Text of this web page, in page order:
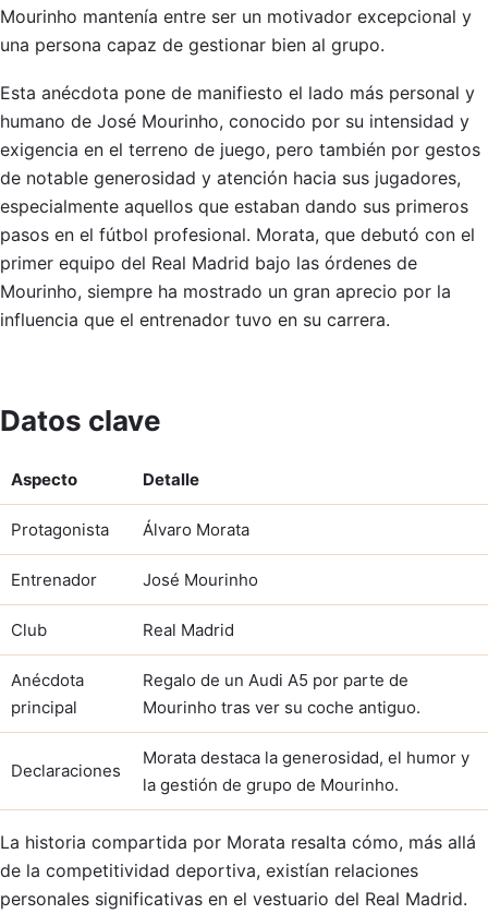
Mourinho mantenía entre ser un motivador excepcional y
una persona capaz de gestionar bien al grupo.
Esta anécdota pone de manifiesto el lado más personal y
humano de José Mourinho, conocido por su intensidad y
exigencia en el terreno de juego, pero también por gestos
de notable generosidad y atención hacia sus jugadores,
especialmente aquellos que estaban dando sus primeros
pasos en el fútbol profesional. Morata, que debutó con el
primer equipo del Real Madrid bajo las órdenes de
Mourinho, siempre ha mostrado un gran aprecio por la
influencia que el entrenador tuvo en su carrera.
Datos clave
Aspecto Detalle
Protagonista Álvaro Morata
Entrenador José Mourinho
Club Real Madrid
Anécdota
principal
Regalo de un Audi A5 por parte de
Mourinho tras ver su coche antiguo.
Declaraciones
Morata destaca la generosidad, el humor y
la gestión de grupo de Mourinho.
La historia compartida por Morata resalta cómo, más allá
de la competitividad deportiva, existían relaciones
personales significativas en el vestuario del Real Madrid.